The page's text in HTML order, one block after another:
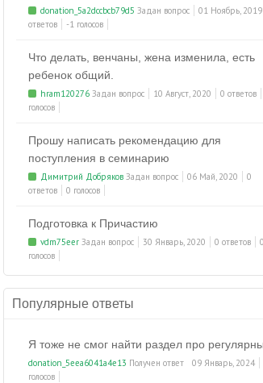
donation_5a2dccbcb79d5 Задан вопрос 01 Ноябрь, 2019
ответов
-1 голосов
Что делать, венчаны, жена изменила, есть
ребенок общий.
hram120276 Задан вопрос 10 Август, 2020 0 ответов
голосов
Прошу написать рекомендацию для
поступления в семинарию
Димитрий Добряков Задан вопрос 06 Май, 2020
0
ответов
0 голосов
Подготовка к Причастию
vdm75eer Задан вопрос 30 Январь, 2020 0 ответов
0
голосов
Популярные ответы
Я тоже не смог найти раздел про
donation_5eea6041a4e13 Получен ответ 09 Январь, 2024
голосов